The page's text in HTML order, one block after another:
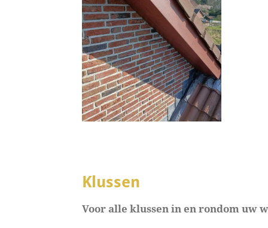
Klussen
Voor alle klussen in en rondom uw